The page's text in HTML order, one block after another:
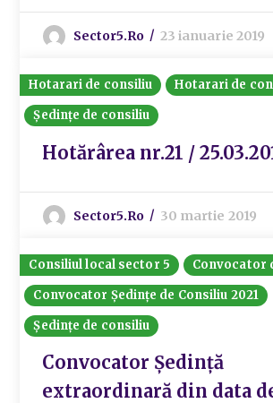
Sector5.ro 23 ianuarie 2019
Hotarari de consiliu
Hotarari de
Ședințe de consiliu
Hotărârea nr.21 /
Sector5.ro 30 martie 2019
Consiliul local sector 5
Convocator
Convocator Ședințe de Consiliu 2021
Ședințe de consiliu
Convocator Ședință
extraordinară din data